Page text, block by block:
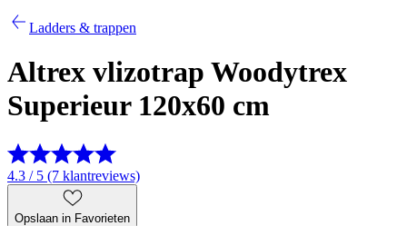
Ladders & trappen
Altrex vlizotrap Woodytrex
Superieur 120x60 cm
4.3 / 5 (7 klantreviews)
Opslaan in Favorieten